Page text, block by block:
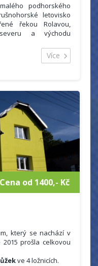
podhorského
letovisko
řekou Rolavou,
a východu
toho se hosté mohou
apartmánech.
posezení +
a výlety po okolí
km a okolí).
Více
Cena od 1400,- Kč
který se nachází v
prošla celkovou
ve 4 ložnicích.